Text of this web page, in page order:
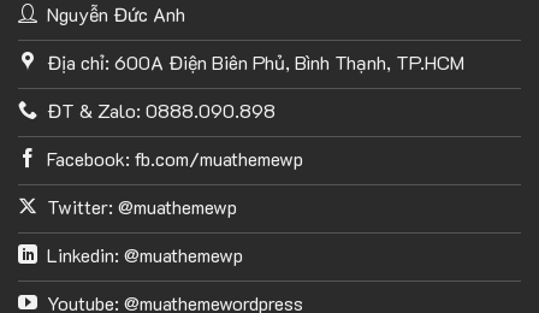
Nguyễn Đức Anh
Địa chỉ: 600A Điện Biên Phủ, Bình Thạnh, TP.HCM
ĐT & Zalo: 0888.090.898
Facebook: fb.com/muathemewp
Twitter: @muathemewp
Linkedin: @muathemewp
Youtube: @muathemewordpress